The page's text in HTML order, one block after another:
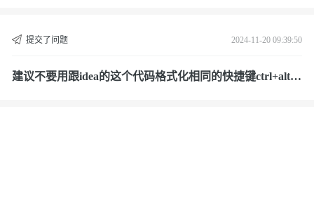
提交了问题 2024-11-20 09:39:50
建议不要用跟idea的这个代码格式化相同的快捷键ctrl+alt+